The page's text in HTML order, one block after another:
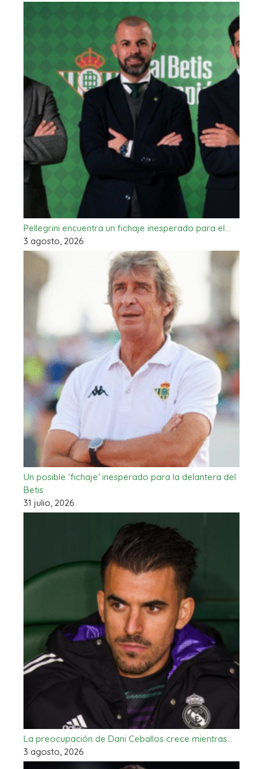
Pellegrini encuentra un fichaje inesperado para el…
3 agosto, 2026
Un posible ‘fichaje’ inesperado para la delantera del
Betis
31 julio, 2026
La preocupación de Dani Ceballos crece mientras…
3 agosto, 2026